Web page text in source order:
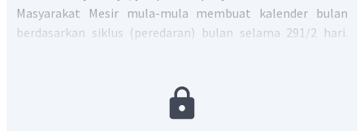
Masyarakat Mesir mula-mula membuat kalender bulan
berdasarkan siklus (peredaran) bulan selama 291/2 hari.
anjing (Sirius) yang muncul setiap tahun. Mereka
menghitung satu tahun adalah 12 bulan, satu bulan 30 hari